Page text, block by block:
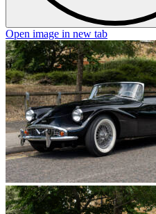
Open image in new tab